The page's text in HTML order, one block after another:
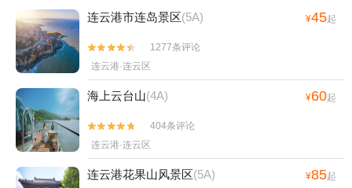
连云港市连岛景区(5A) ¥45起


1277条评论
连云港·连云区
海上云台山(4A) ¥60起


404条评论
连云港·连云区
连云港花果山风景区(5A) ¥85起